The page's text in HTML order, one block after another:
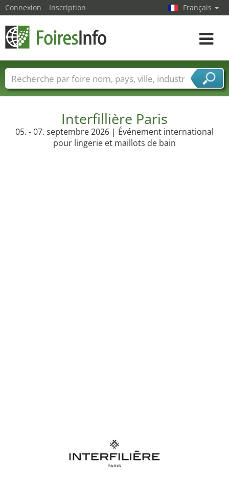
Interfillière Paris
05. - 07. septembre 2026 | Événement international
pour lingerie et maillots de bain
Connexion Inscription Français
Toggle
Foire noms Pays Villes
Secteurs de foire